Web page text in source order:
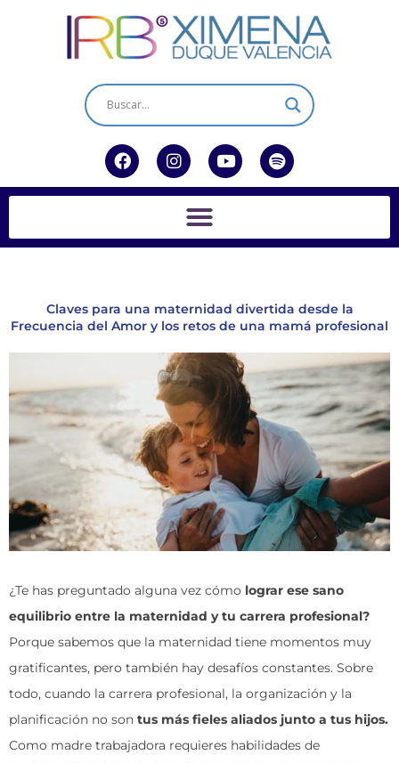
F
a
c
e
o
o
I
n
s
t
g
r
Y
o
u
t
b
e
S
p
o
t
f
y
Claves para una maternidad divertida desde la
Frecuencia del Amor y los retos de una mamá profesional
¿Te has preguntado alguna vez cómo lograr ese sano
equilibrio entre la maternidad y tu carrera profesional?
Porque sabemos que la maternidad tiene momentos muy
gratificantes, pero también hay desafíos constantes. Sobre
todo, cuando la carrera profesional, la organización y la
planificación no son tus más fieles aliados junto a tus hijos.
Como madre trabajadora requieres habilidades de